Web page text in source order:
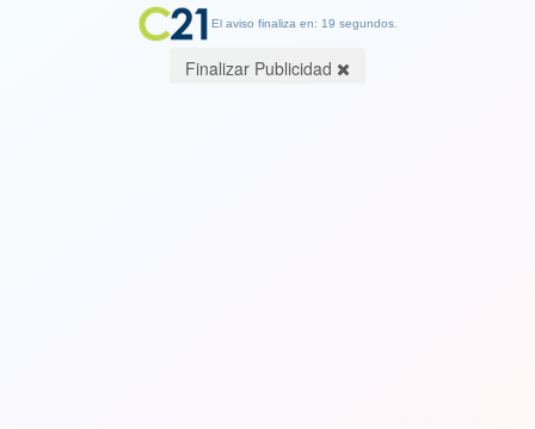
El aviso finaliza en: 19 segundos.
Finalizar Publicidad